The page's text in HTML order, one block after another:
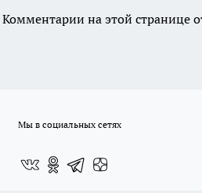
Комментарии на этой странице
Мы в социальных сетях